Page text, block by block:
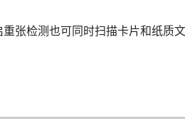
张检测也可同时扫描卡片和纸质